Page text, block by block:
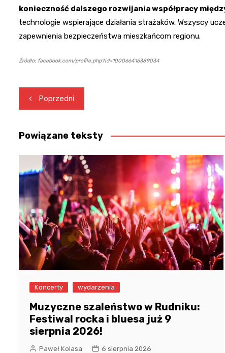
konieczność dalszego rozwijania współpracy
technologie wspierające działania strażaków. Wszyscy
zapewnienia bezpieczeństwa mieszkańcom regionu.
Źródło: facebook.com/profile.php?id=100066416389034
Nawigacja
wpisu
Poprzedni
Powiązane teksty
Koncerty wydarzenia
Muzyczne szaleństwo w Rudniku:
Festiwal rocka i bluesa już 9
sierpnia 2026!
Paweł Kolasa 6 sierpnia 2026